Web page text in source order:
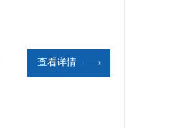
查看详情